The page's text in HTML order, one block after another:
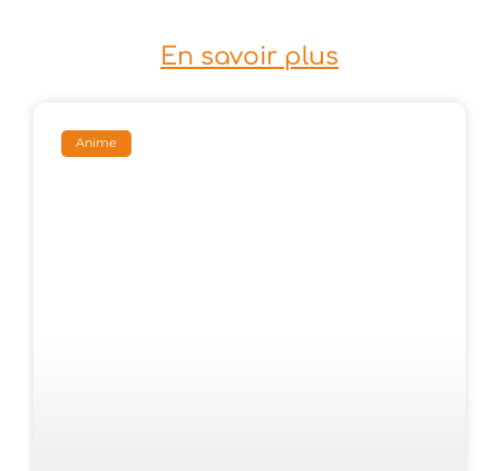
En savoir plus
Anime